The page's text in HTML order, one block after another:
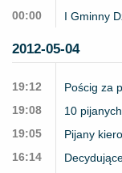
00:00
I Gminny
2012-05-04
19:12
Pościg za
19:08
10
19:05
Pijany
16:14